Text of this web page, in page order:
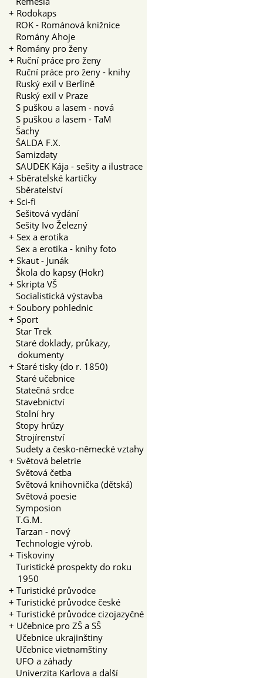
+ Rodokaps
ROK - Románová knižnice
Romány Ahoje
+ Romány pro ženy
+ Ruční práce pro ženy
Ruční práce pro ženy - knihy
Ruský exil v Berlíně
Ruský exil v Praze
S puškou a lasem - nová
S puškou a lasem - TaM
Šachy
ŠALDA F.X.
Samizdaty
SAUDEK Kája - sešity a ilustrace
+ Sběratelské kartičky
Sběratelství
+ Sci-fi
Sešitová vydání
Sešity Ivo Železný
+ Sex a erotika
Sex a erotika - knihy foto
+ Skaut - Junák
Škola do kapsy (Hokr)
+ Skripta VŠ
Socialistická výstavba
+ Soubory pohlednic
+ Sport
Star Trek
Staré doklady, průkazy,
dokumenty
+ Staré tisky (do r. 1850)
Staré učebnice
Statečná srdce
Stavebnictví
Stolní hry
Stopy hrůzy
Strojírenství
Sudety a česko-německé vztahy
+ Světová beletrie
Světová četba
Světová knihovnička (dětská)
Světová poesie
Symposion
T.G.M.
Tarzan - nový
Technologie výrob.
+ Tiskoviny
Turistické prospekty do roku
1950
+ Turistické průvodce
+ Turistické průvodce české
+ Turistické průvodce cizojazyčné
+ Učebnice pro ZŠ a SŠ
Učebnice ukrajinštiny
Učebnice vietnamštiny
UFO a záhady
Univerzita Karlova a další